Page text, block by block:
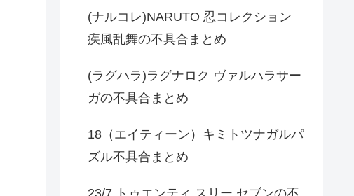
(ナルコレ)NARUTO 忍コレクション
疾風乱舞の不具合まとめ
(ラグハラ)ラグナロク ヴァルハラサー
ガの不具合まとめ
18（エイティーン）キミトツナガルパ
ズル不具合まとめ
23/7 トゥエンティ スリー セブンの不